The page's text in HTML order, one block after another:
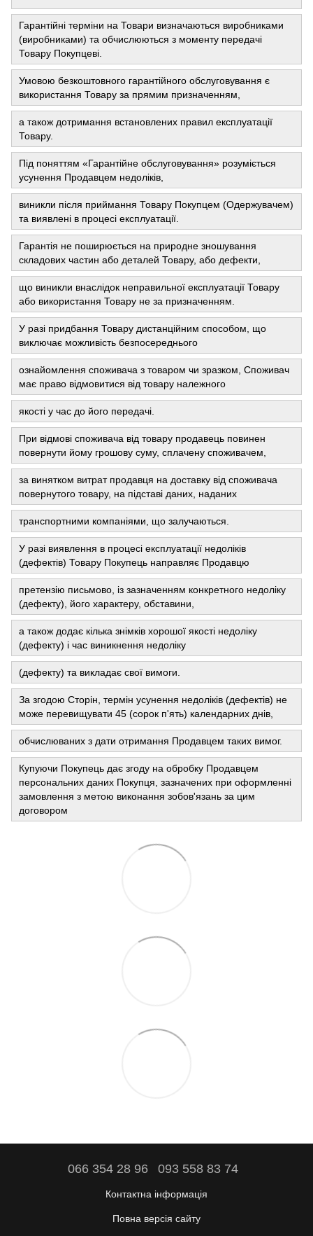
Гарантійні терміни на Товари визначаються виробниками
(виробниками) та обчислюються з моменту передачі
Товару Покупцеві.
Умовою безкоштовного гарантійного обслуговування є
використання Товару за прямим призначенням,
а також дотримання встановлених правил експлуатації
Товару.
Під поняттям «Гарантійне обслуговування» розуміється
усунення Продавцем недоліків,
виникли після приймання Товару Покупцем (Одержувачем)
та виявлені в процесі експлуатації.
Гарантія не поширюється на природне зношування
складових частин або деталей Товару, або дефекти,
що виникли внаслідок неправильної експлуатації Товару
або використання Товару не за призначенням.
У разі придбання Товару дистанційним способом, що
виключає можливість безпосереднього
ознайомлення споживача з товаром чи зразком, Споживач
має право відмовитися від товару належного
якості у час до його передачі.
При відмові споживача від товару продавець повинен
повернути йому грошову суму, сплачену споживачем,
за винятком витрат продавця на доставку від споживача
повернутого товару, на підставі даних, наданих
транспортними компаніями, що залучаються.
У разі виявлення в процесі експлуатації недоліків
(дефектів) Товару Покупець направляє Продавцю
претензію письмово, із зазначенням конкретного недоліку
(дефекту), його характеру, обставини,
а також додає кілька знімків хорошої якості недоліку
(дефекту) і час виникнення недоліку
(дефекту) та викладає свої вимоги.
За згодою Сторін, термін усунення недоліків (дефектів) не
може перевищувати 45 (сорок п'ять) календарних днів,
обчислюваних з дати отримання Продавцем таких вимог.
Купуючи Покупець дає згоду на обробку Продавцем
персональних даних Покупця, зазначених при оформленні
замовлення з метою виконання зобов'язань за цим
договором
066 354 28 96 093 558 83 74
Контактна інформація
Повна версія сайту